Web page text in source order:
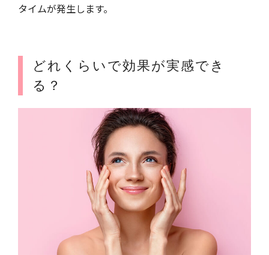
タイムが発生します。
どれくらいで効果が実感でき
る？